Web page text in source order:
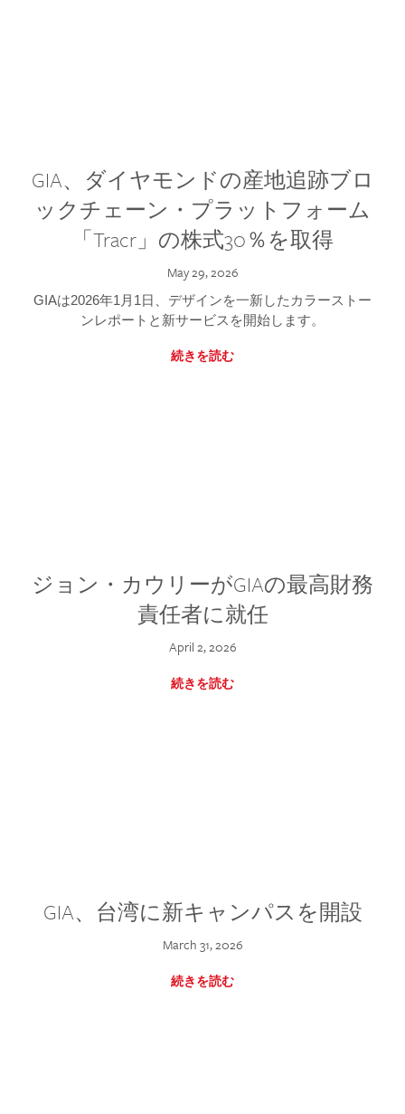
GIA、ダイヤモンドの産地追跡ブロ
ックチェーン・プラットフォーム
「Tracr」の株式30％を取得
May 29, 2026
GIAは2026年1月1日、デザインを一新したカラーストー
ンレポートと新サービスを開始します。
続きを読む
ジョン・カウリーがGIAの最高財務
責任者に就任
April 2, 2026
続きを読む
GIA、台湾に新キャンパスを開設
March 31, 2026
続きを読む